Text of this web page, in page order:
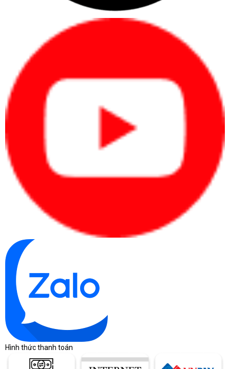
Hình thức thanh toán